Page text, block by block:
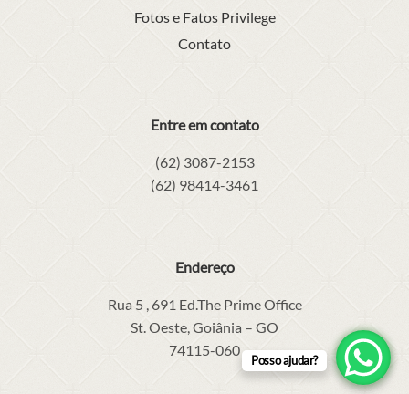
Fotos e Fatos Privilege
Contato
Entre em contato
(62) 3087-2153
(62) 98414-3461
Endereço
Rua 5 , 691 Ed.The Prime Office
St. Oeste, Goiânia – GO
74115-060
Posso ajudar?